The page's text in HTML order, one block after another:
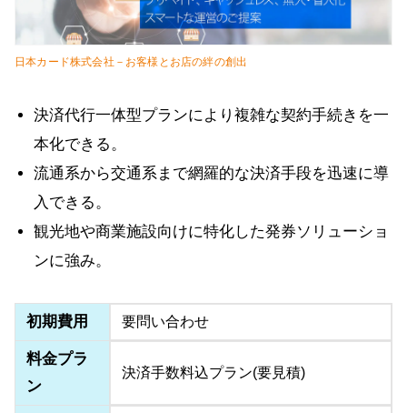
日本カード株式会社－お客様とお店の絆の創出
決済代行一体型プランにより複雑な契約手続きを一
本化できる。
流通系から交通系まで網羅的な決済手段を迅速に導
入できる。
観光地や商業施設向けに特化した発券ソリューショ
ンに強み。
初期費用 要問い合わせ
料金プラ
ン
決済手数料込プラン(要見積)